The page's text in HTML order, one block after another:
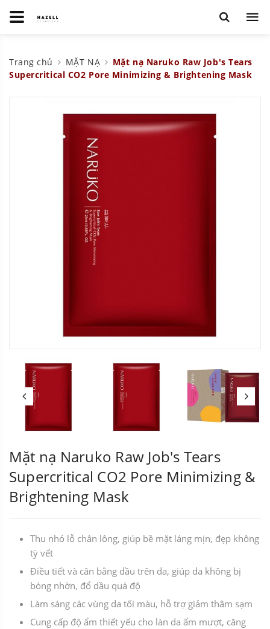
Trang chủ MẶT NẠ
Mặt nạ Naruko Raw Job's Tears
Supercritical CO2 Pore Minimizing & Brightening Mask
Mặt nạ Naruko Raw Job's Tears
Supercritical CO2 Pore Minimizing &
Brightening Mask
Thu nhỏ lỗ chân lông, giúp bề mặt láng mịn, đẹp không
tỳ vết
Điều tiết và cân bằng dầu trên da, giúp da không bị
bóng nhờn, đổ dầu quá độ
Làm sáng các vùng da tối màu, hỗ trợ giảm thâm sạm
Cung cấp độ ẩm thiết yếu cho làn da ẩm mượt, căng